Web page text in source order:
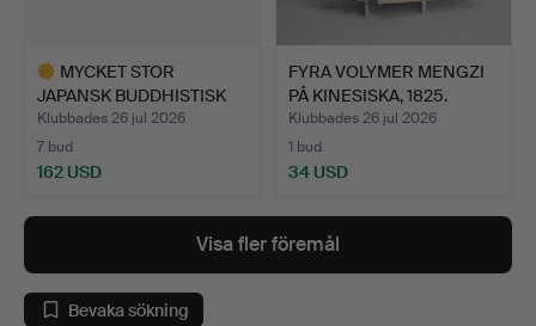
MYCKET STOR
JAPANSK BUDDHISTISK
VÄGGTEXTIL…
Klubbades 26 jul 2026
7 bud
162 USD
föremål
FYRA VOLYMER MENGZI
PÅ KINESISKA, 1825.
Klubbades 26 jul 2026
1 bud
34 USD
Visa fler föremål
Bevaka sökning